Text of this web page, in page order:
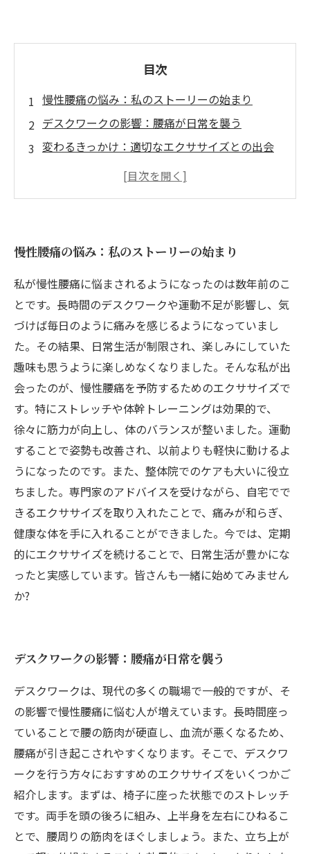
目次
慢性腰痛の悩み：私のストーリーの始まり
デスクワークの影響：腰痛が日常を襲う
変わるきっかけ：適切なエクササイズとの出会
楽しく続ける腰痛予防：健やかな未来への第一
歩
慢性腰痛の悩み：私のストーリーの始まり
私が慢性腰痛に悩まされるようになったのは数年前のこ
とです。長時間のデスクワークや運動不足が影響し、気
づけば毎日のように痛みを感じるようになっていまし
た。その結果、日常生活が制限され、楽しみにしていた
趣味も思うように楽しめなくなりました。そんな私が出
会ったのが、慢性腰痛を予防するためのエクササイズで
す。特にストレッチや体幹トレーニングは効果的で、
徐々に筋力が向上し、体のバランスが整いました。運動
することで姿勢も改善され、以前よりも軽快に動けるよ
うになったのです。また、整体院でのケアも大いに役立
ちました。専門家のアドバイスを受けながら、自宅でで
きるエクササイズを取り入れたことで、痛みが和らぎ、
健康な体を手に入れることができました。今では、定期
的にエクササイズを続けることで、日常生活が豊かにな
ったと実感しています。皆さんも一緒に始めてみません
か?
デスクワークの影響：腰痛が日常を襲う
デスクワークは、現代の多くの職場で一般的ですが、そ
の影響で慢性腰痛に悩む人が増えています。長時間座っ
ていることで腰の筋肉が硬直し、血流が悪くなるため、
腰痛が引き起こされやすくなります。そこで、デスクワ
ークを行う方々におすすめのエクササイズをいくつかご
紹介します。まずは、椅子に座った状態でのストレッチ
です。両手を頭の後ろに組み、上半身を左右にひねるこ
とで、腰周りの筋肉をほぐしましょう。また、立ち上が